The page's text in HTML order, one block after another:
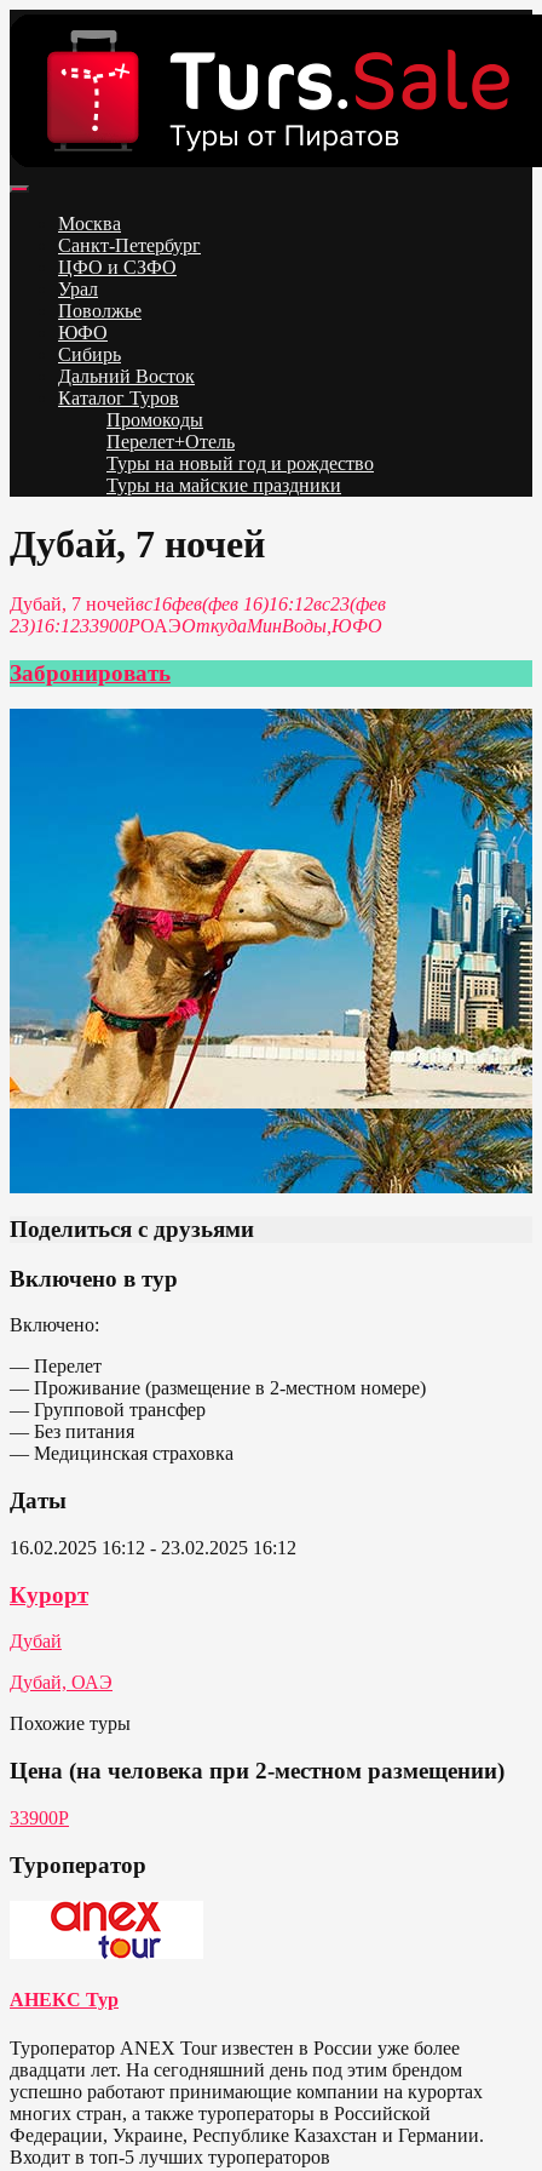
content
Низкие цены на путевки 3-7-10 ночей все включено, отдых на
море. Распродажа экскурсионных и горнолыжных туров.
Обновление каждый день. Официальный сайт Тур Сейл
Москва
Санкт-Петербург
ЦФО и СЗФО
Урал
Поволжье
ЮФО
Сибирь
Дальний Восток
Каталог Туров
Промокоды
Перелет+Отель
Туры на новый год и рождество
Туры на майские праздники
Telegram
Дубай, 7 ночей
Дубай, 7 ночейвс16фев(фев 16)16:12вс23(фев
23)16:1233900РОАЭОткудаМинВоды, ЮФО
Забронировать
Поделиться с друзьями
Включено в тур
Включено:
— Перелет
— Проживание (размещение в 2-местном номере)
— Групповой трансфер
— Без питания
— Медицинская страховка
Даты
16.02.2025 16:12 - 23.02.2025 16:12
Курорт
Дубай
Дубай, ОАЭ
Похожие туры
Цена (на человека при 2-местном размещении)
33900Р
Туроператор
АНЕКС Тур
Туроператор ANEX Tour известен в России уже более
двадцати лет. На сегодняшний день под этим брендом
успешно работают принимающие компании на курортах
многих стран, а также туроператоры в Российской
Федерации, Украине, Республике Казахстан и Германии.
Входит в топ-5 лучших туроператоров